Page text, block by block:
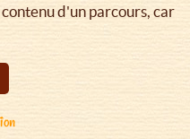
d'un parcours, car